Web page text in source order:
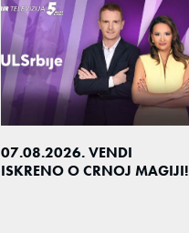
07.08.2026. VENDI
ISKRENO O CRNOJ MAGIJI!